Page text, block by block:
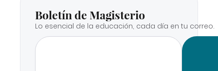
Boletín de Magisterio
Lo esencial de la educación, cada día en tu correo.